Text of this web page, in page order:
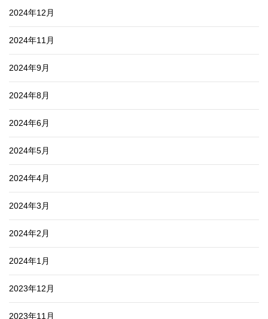
2024年12月
2024年11月
2024年9月
2024年8月
2024年6月
2024年5月
2024年4月
2024年3月
2024年2月
2024年1月
2023年12月
2023年11月